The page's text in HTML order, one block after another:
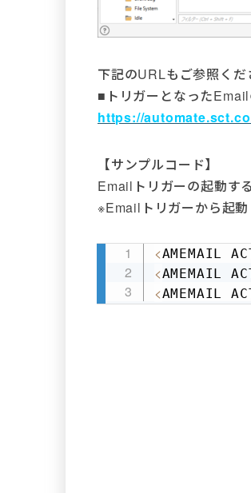
下記のURLもご参照くだ
■トリガーとなった
https://
【サンプルコード】
Emailトリガーの起動す
※Emailトリガーから起
<AMEMAIL
<AMEMAIL
<AMEMAIL